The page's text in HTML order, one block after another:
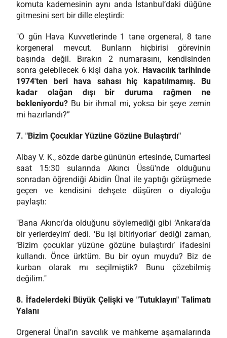
komuta kademesinin aynı anda İstanbul’daki düğüne
gitmesini sert bir dille eleştirdi:
"O gün Hava Kuvvetlerinde 1 tane orgeneral, 8 tane
korgeneral mevcut. Bunların hiçbirisi görevinin
başında değil. Bırakın 2 numarasını, kendisinden
sonra gelebilecek 6 kişi daha yok. Havacılık tarihinde
1974'ten beri hava sahası hiç kapatılmamış. Bu
kadar olağan dışı bir duruma rağmen ne
bekleniyordu? Bu bir ihmal mi, yoksa bir şeye zemin
mi hazırlandı?”
7. "Bizim Çocuklar Yüzüne Gözüne Bulaştırdı"
Albay V. K., sözde darbe gününün ertesinde, Cumartesi
saat 15:30 sularında Akıncı Üssü'nde olduğunu
sonradan öğrendiği Abidin Ünal ile yaptığı görüşmede
geçen ve kendisini dehşete düşüren o diyaloğu
paylaştı:
"Bana Akıncı’da olduğunu söylemediği gibi ‘Ankara’da
bir yerlerdeyim’ dedi. ‘Bu işi bitiriyorlar’ dediği zaman,
‘Bizim çocuklar yüzüne gözüne bulaştırdı’ ifadesini
kullandı. Önce ürktüm. Bu bir oyun muydu? Biz de
kurban olarak mı seçilmiştik? Bunu çözebilmiş
değilim."
8. İfadelerdeki Büyük Çelişki ve "Tutuklayın" Talimatı
Yalanı
Orgeneral Ünal’ın savcılık ve mahkeme aşamalarında